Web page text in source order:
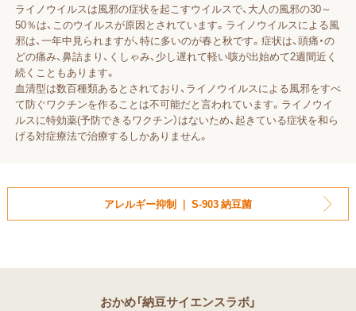
ライノウイルスは風邪の症状を起こすウイルスで、大人の風邪の30～
50％は、このウイルスが原因とされています。ライノウイルスによる風
邪は、一年中見られますが、特に多いのが春と秋です。症状は、頭痛・の
どの痛み、鼻詰まり、くしゃみ、少し遅れて軽い咳が出始めて2週間近く
続くこともあります。
血清型は数百種類あるとされており、ライノウイルスによる風邪をすべ
て防ぐワクチンを作ることは不可能だと言われています。ライノウイ
ルスに特効薬(予防できるワクチン）はないため、起きている症状を和ら
げる対症療法で治療するしかありません。
アレルギー抑制 ｜ S-903 納豆菌
おかめ「納豆サイエンスラボ」